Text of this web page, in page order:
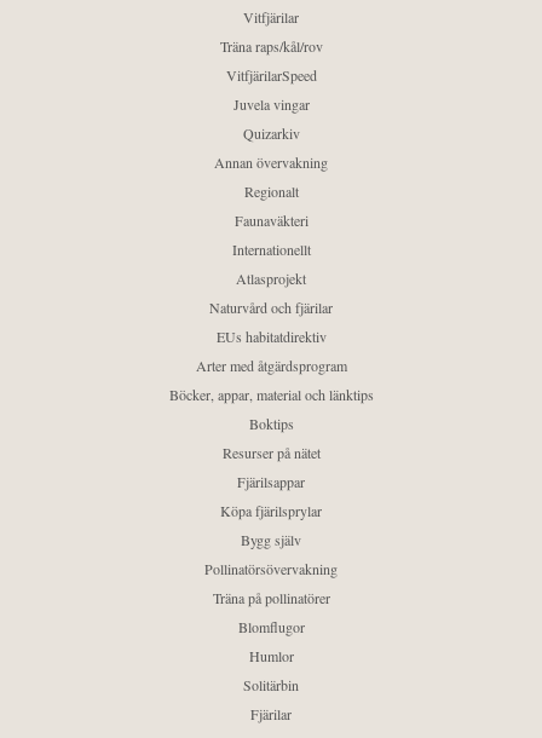
Vitfjärilar
Träna raps/kål/rov
VitfjärilarSpeed
Juvela vingar
Quizarkiv
Annan övervakning
Regionalt
Faunaväkteri
Internationellt
Atlasprojekt
Naturvård och fjärilar
EUs habitatdirektiv
Arter med åtgärdsprogram
Böcker, appar, material och länktips
Boktips
Resurser på nätet
Fjärilsappar
Köpa fjärilsprylar
Bygg själv
Pollinatörsövervakning
Träna på pollinatörer
Blomflugor
Humlor
Solitärbin
Fjärilar